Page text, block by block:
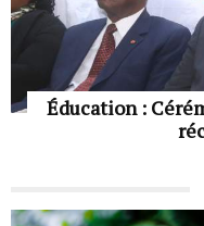
Éducation :